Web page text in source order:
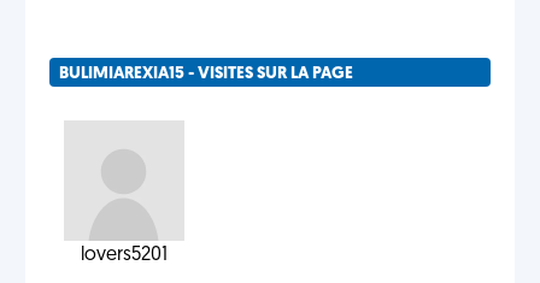
BULIMIAREXIA15 - VISITES SUR LA PAGE
lovers5201